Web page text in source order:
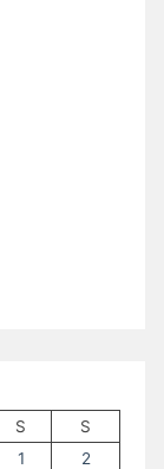
S
S
1
2